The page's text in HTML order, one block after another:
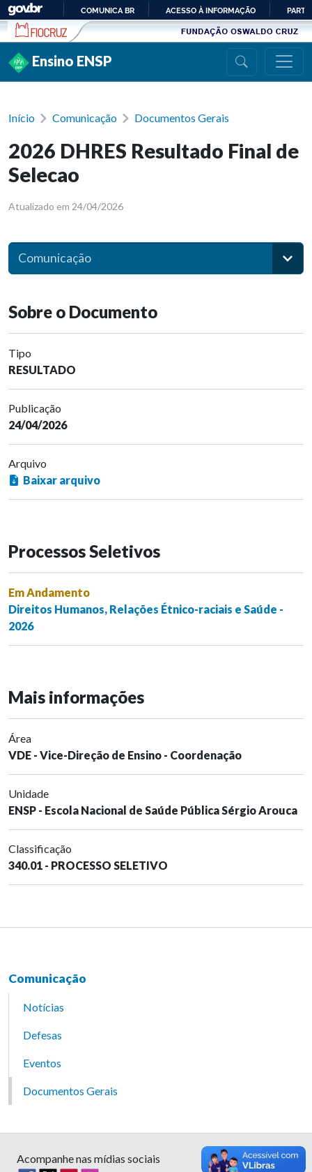
Ir para conteúdo
PARA
COMUNICA BR ACESSO À INFORMAÇÃO
Ensino ENSP
Início Comunicação Documentos Gerais
2026 DHRES Resultado Final de
Selecao
Atualizado em 24/04/2026
Comunicação
Sobre o Documento
Tipo
RESULTADO
Publicação
24/04/2026
Arquivo
Baixar arquivo
Processos Seletivos
Em Andamento
Direitos Humanos, Relações Étnico-raciais e Saúde -
2026
Mais informações
Área
VDE - Vice-Direção de Ensino - Coordenação
Unidade
ENSP - Escola Nacional de Saúde Pública Sérgio Arouca
Classificação
340.01 - PROCESSO SELETIVO
Comunicação
Notícias
Defesas
Eventos
Documentos Gerais
Acompanhe nas mídias sociais